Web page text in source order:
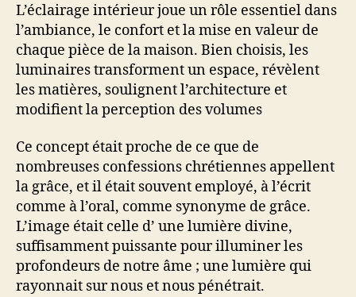
L’éclairage intérieur joue un rôle essentiel dans
l’ambiance, le confort et la mise en valeur de
chaque pièce de la maison. Bien choisis, les
luminaires transforment un espace, révèlent
les matières, soulignent l’architecture et
modifient la perception des volumes
Ce concept était proche de ce que de
nombreuses confessions chrétiennes appellent
la grâce, et il était souvent employé, à l’écrit
comme à l’oral, comme synonyme de grâce.
L’image était celle d’ une lumière divine,
suffisamment puissante pour illuminer les
profondeurs de notre âme ; une lumière qui
rayonnait sur nous et nous pénétrait.